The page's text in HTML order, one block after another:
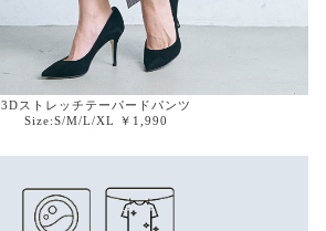
3Dストレッチテーパードパンツ
Size:S/M/L/XL ￥1,990